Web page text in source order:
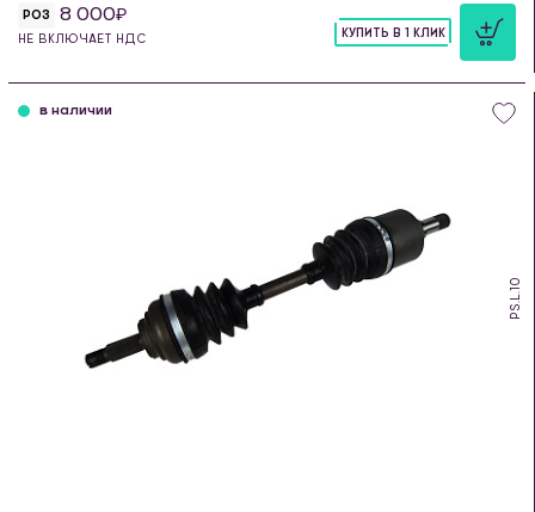
РОЗ 8 000
НЕ ВКЛЮЧАЕТ НДС
КУПИТЬ В 1 КЛИК
PS.L.10
в наличии